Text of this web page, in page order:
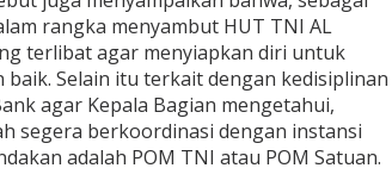
rangka menyambut HUT TNI AL
terlibat agar menyiapkan diri untuk
Selain itu terkait dengan kedisiplinan
agar Kepala Bagian mengetahui,
segera berkoordinasi dengan instansi
adalah POM TNI atau POM Satuan.